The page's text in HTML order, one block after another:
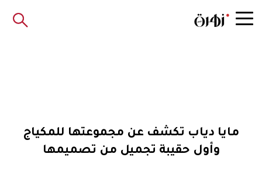
مايا دياب تكشف عن مجموعتها للمكياج
وأول حقيبة تجميل من تصميمها